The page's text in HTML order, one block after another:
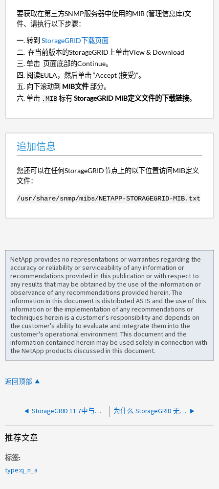
要获取在第三方SNMP服务器中使用的MIB (管理信息库)文
件、请执行以下步骤：
转到StorageGRID下载页面
在当前版本的StorageGRID上单击View & Download
单击 页面底部的Continue。
阅读EULA，然后单击“Accept (接受)”。
向下滚动到 MIB文件部分。
单击 .MIB标有StorageGRID MIB定义文件的下载链接。
追加信息
您还可以在任何StorageGRID节点上的以下位置访问MIB定义
文件：
/usr/share/snmp/mibs/NETAPP-STORAGEGRID-MIB.txt
NetApp provides no representations or warranties regarding the
accuracy or reliability or serviceability of any information or
recommendations provided in this publication or with respect to
any results that may be obtained by the use of the information or
observance of any recommendations provided herein. The
information in this document is distributed AS IS and the use of this
information or the implementation of any recommendations or
techniques herein is a customer's responsibility and depends on
the customer's ability to evaluate and integrate them into the
customer's operational environment. This document and the
information contained herein may be used solely in connection with
the NetApp products discussed in this document.
返回顶部
StorageGRID 11.7中与禁止全部通知对应的功能是什么？ 为什么 StorageGRID 无法与节点通信警报未触发
推荐文章
标签
type:q_n_a